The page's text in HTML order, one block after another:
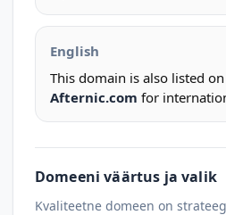
English
This domain is also listed on
Afternic.com for
Domeeni väärtus ja valik
Kvaliteetne domeen on